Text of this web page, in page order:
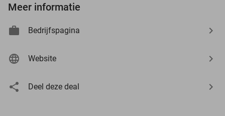
Meer informatie
Bedrijfspagina
Website
Deel deze deal